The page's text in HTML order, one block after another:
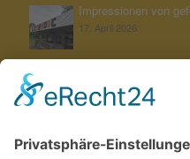
Impressionen von
17. April 2026
Unterstützung der
„Schöpfung bewahren“
22. Februar 2026
12. Februar 2026